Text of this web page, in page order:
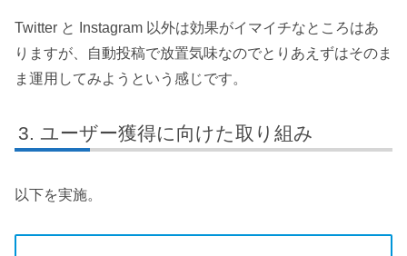
Twitter と Instagram 以外は効果がイマイチなところはあ
りますが、自動投稿で放置気味なのでとりあえずはそのま
ま運用してみようという感じです。
ユーザー獲得に向けた取り組み
以下を実施。